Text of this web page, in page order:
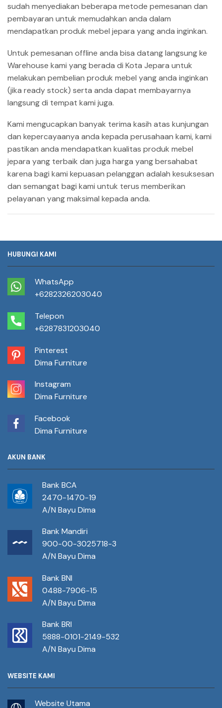
sudah menyediakan beberapa metode pemesanan dan
pembayaran untuk memudahkan anda dalam
mendapatkan produk mebel jepara yang anda inginkan.
Untuk pemesanan offline anda bisa datang langsung ke
Warehouse kami yang berada di Kota Jepara untuk
melakukan pembelian produk mebel yang anda inginkan
(jika ready stock) serta anda dapat membayarnya
langsung di tempat kami juga.
Kami mengucapkan banyak terima kasih atas kunjungan
dan kepercayaanya anda kepada perusahaan kami, kami
pastikan anda mendapatkan kualitas produk mebel
jepara yang terbaik dan juga harga yang bersahabat
karena bagi kami kepuasan pelanggan adalah kesuksesan
dan semangat bagi kami untuk terus memberikan
pelayanan yang maksimal kepada anda.
HUBUNGI KAMI
WhatsApp
+6282326203040
Telepon
+6287831203040
Pinterest
Dima Furniture
Instagram
Dima Furniture
Facebook
Dima Furniture
AKUN BANK
Bank BCA
2470-1470-19
A/N Bayu Dima
Bank Mandiri
900-00-3025718-3
A/N Bayu Dima
Bank BNI
0488-7906-15
A/N Bayu Dima
Bank BRI
5888-0101-2149-532
A/N Bayu Dima
WEBSITE KAMI
Website Utama